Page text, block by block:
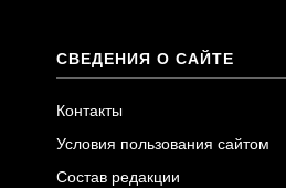
СВЕДЕНИЯ О САЙТЕ
Контакты
Условия пользования сайтом
Состав редакции